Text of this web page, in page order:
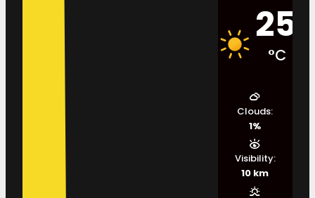
25
°C
Clouds:
1%
Visibility:
10 km